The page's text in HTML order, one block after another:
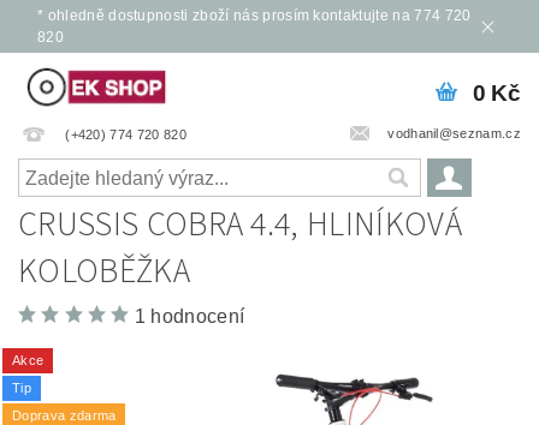
* ohledně dostupnosti zboží nás prosím kontaktujte na 774 720
820
(+420) 774 720 820 vodhanil@seznam.cz
0 Kč
CRUSSIS COBRA 4.4, HLINÍKOVÁ
KOLOBĚŽKA
1 hodnocení
Akce
Tip
Doprava zdarma